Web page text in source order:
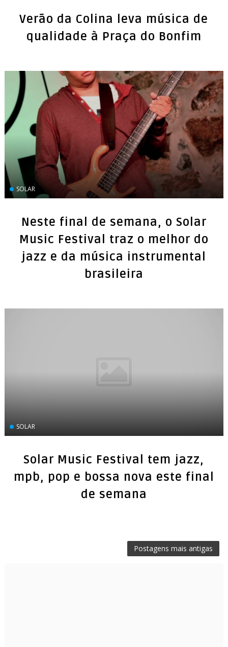
Verão da Colina leva música de
qualidade à Praça do Bonfim
SOLAR
Neste final de semana, o Solar
Music Festival traz o melhor do
jazz e da música instrumental
brasileira
SOLAR
Solar Music Festival tem jazz,
mpb, pop e bossa nova este final
de semana
Postagens mais antigas